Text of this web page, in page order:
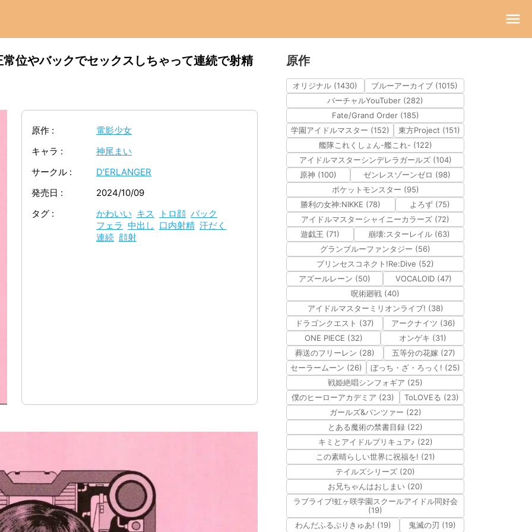
位やバックでセックスしちゃって連続で射精
原作
電影少女
キャラ
神尾まい
サークル
D'ERLANGER
発売日
2024/10/09
タグ
かわいい キス トロ顔 バック
フェラ 中出し 口内射精 汗だく
連続 顔射
原作
オリジナル (1430)
ブルーアーカイブ (1015)
バーチャルYouTuber (282)
Fate/Grand Order (185)
学園アイドルマスター (152)
東方Project (151)
艦隊これくしょん-艦これ- (122)
アイドルマスターシンデレラガールズ (104)
原神 (100)
ゼンレスゾーンゼロ (98)
ポケットモンスター (95)
勝利の女神:NIKKE (78)
よろず (75)
アイドルマスターシャイニーカラーズ (72)
遊戯王 (71)
崩壊:スターレイル (63)
グランブルーファンタジー (56)
プリンセスコネクト!Re:Dive (52)
アズールレーン (50)
VOCALOID (47)
呪術廻戦 (40)
アイドルマスターミリオンライブ! (38)
ドラゴンクエスト (37)
アークナイツ (36)
ONE PIECE (32)
オンゲキ (31)
葬送のフリーレン (28)
五等分の花嫁 (27)
セーラームーン (26)
ぼっち・ざ・ろっく! (25)
戦姫絶唱シンフォギア (25)
僕のヒーローアカデミア (23)
ToLOVEる (23)
ガールズ&パンツァー (22)
とある魔術の禁書目録 (22)
キミとアイドルプリキュア♪ (22)
この素晴らしい世界に祝福を! (21)
テイルズシリーズ (20)
お兄ちゃんはおしまい (20)
ラブライブ!虹ヶ咲学園スクールアイドル同好会
(19)
わんだふるぷりきゅあ! (19)
鬼滅の刃 (19)